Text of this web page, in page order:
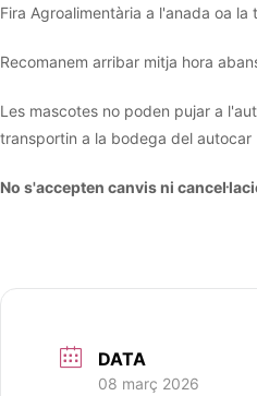
Fira Agroalimentària a l'anada oa la
Recomanem arribar mitja hora
Les mascotes no poden pujar a
transportin a la bodega del autocar
No s'accepten canvis ni
DATA
08 març 2026